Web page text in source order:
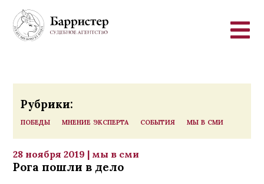
Рубрики:
победы мнение эксперта события мы в сми
28 ноября 2019 | мы в сми
Рога пошли в дело